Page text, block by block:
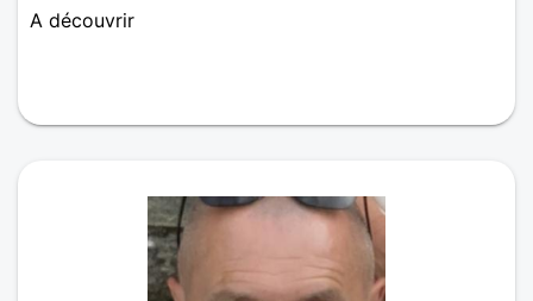
A découvrir